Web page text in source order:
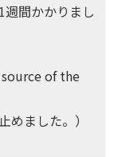
週間かかりまし
of the
めました。）